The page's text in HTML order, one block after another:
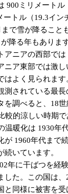
900ミリメートル
ートル（19.3イン
で雪が降ること
降る年もありま
アニアの西部で
ニア東部では激
はよく見られます
されている最長
を調べると、18
較的涼しい時期
温暖化は 1930年
が 1960年代まで
続いています。
年に干ばつを経
した。この国は
と同様に被害を受